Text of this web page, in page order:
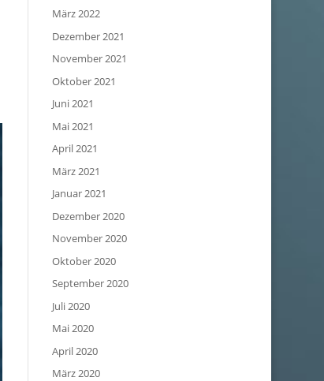
März 2022
Dezember 2021
November 2021
Oktober 2021
Juni 2021
Mai 2021
April 2021
März 2021
Januar 2021
Dezember 2020
November 2020
Oktober 2020
September 2020
Juli 2020
Mai 2020
April 2020
März 2020